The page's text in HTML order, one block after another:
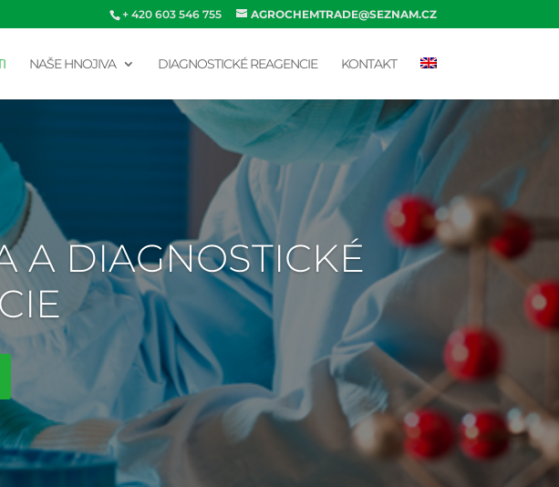
+ 420 603 546 755 AGROCHEMTRADE@SEZNAM.CZ
NAŠE HNOJIVA DIAGNOSTICKÉ REAGENCIE KONTAKT
A DIAGNOSTICKÉ